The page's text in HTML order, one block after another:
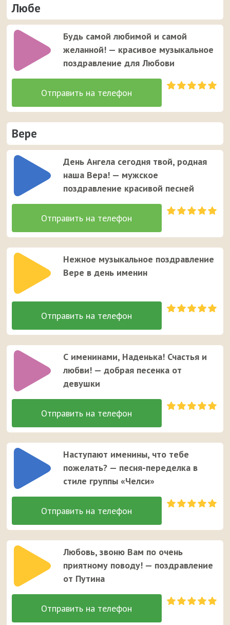
Любе
Будь самой любимой и самой
желанной! — красивое музыкальное
поздравление для Любови
Вере
День Ангела сегодня твой, родная
наша Вера! — мужское
поздравление красивой песней
Нежное музыкальное поздравление
Вере в день именин
С именинами, Наденька! Счастья и
любви! — добрая песенка от
девушки
Наступают именины, что тебе
пожелать? — песня-переделка в
стиле группы «Челси»
Любовь, звоню Вам по очень
приятному поводу! — поздравление
от Путина